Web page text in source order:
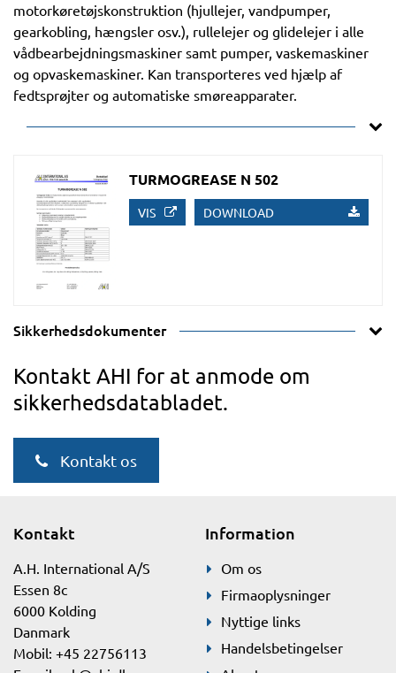
motorkøretøjskonstruktion (hjullejer, vandpumper,
gearkobling, hængsler osv.), rullelejer og glidelejer i alle
vådbearbejdningsmaskiner samt pumper, vaskemaskiner
og opvaskemaskiner. Kan transporteres ved hjælp af
fedtsprøjter og automatiske smøreapparater.
TURMOGREASE N 502
VIS DOWNLOAD
Sikkerhedsdokumenter
Kontakt AHI for at anmode om
sikkerhedsdatabladet.
Kontakt os
Kontakt
A.H. International A/S
Essen 8c
6000 Kolding
Danmark
Mobil: +45 22756113
Information
Om os
Firmaoplysninger
Nyttige links
Handelsbetingelser